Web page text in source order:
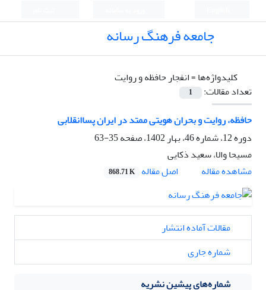
جامعه فرهنگ رسانه
کلیدواژه‌ها =انفجار حافظه و روایت
تعداد مقالات:
1
حافظه، روایت و بحران هویتی ممتد در ایران پساانقلابی
دوره 12، شماره 46، بهار 1402، صفحه
35-63
مسیحا والا، سعید ذکایی
مشاهده مقاله
اصل مقاله 868.71 K
مقالات آماده انتشار
شماره جاری
شماره‌های پیشین نشریه